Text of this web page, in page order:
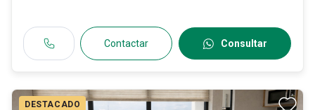
Contactar Consultar
DESTACADO